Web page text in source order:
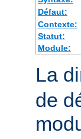
Défaut:
Contexte:
Statut:
Module:
La
de